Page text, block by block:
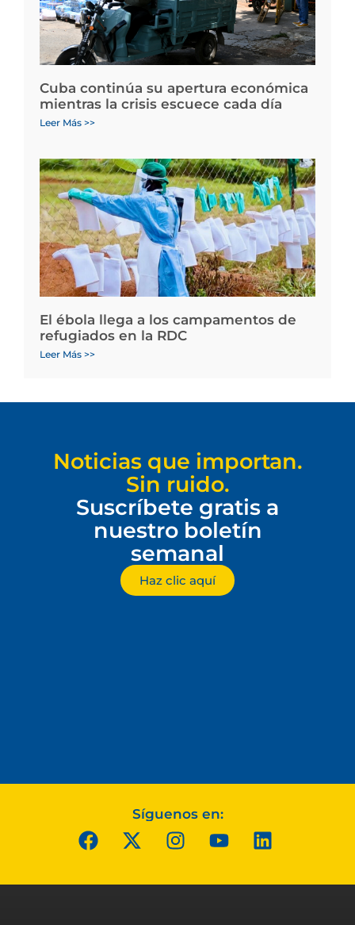
Cuba continúa su apertura económica
mientras la crisis escuece cada día
Leer Más >>
El ébola llega a los campamentos de
refugiados en la RDC
Leer Más >>
Noticias que importan.
Sin ruido.
Suscríbete gratis a
nuestro boletín
semanal
Haz clic aquí
Síguenos en: